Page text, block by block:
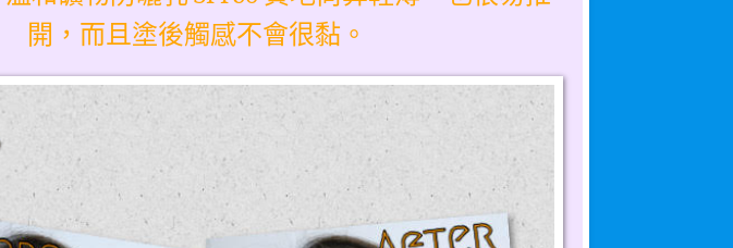
開，而且塗後觸感不會很黏。